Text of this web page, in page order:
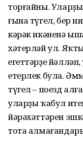
торғайны.
ғына түгел, бер
кәрәк икәненә
хәтерләй ул.
егеттәрҙе
етерлек була.
түгел – поезд
уларҙы ҡабул
йәрәхәттәрен
тота